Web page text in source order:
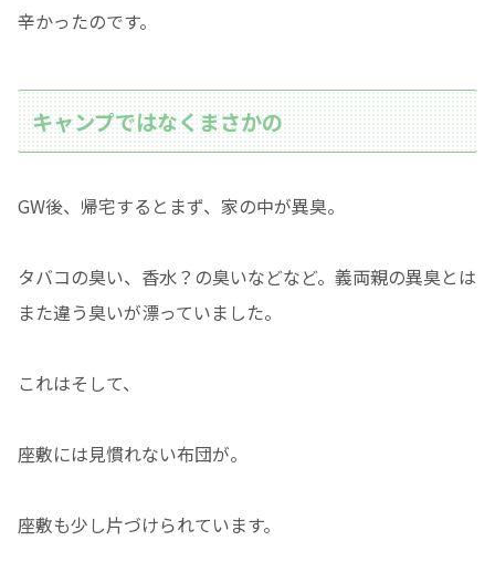
辛かったのです。
キャンプではなくまさかの
GW後、帰宅するとまず、家の中が異臭。
タバコの臭い、香水？の臭いなどなど。義両親の異臭とは
また違う臭いが漂っていました。
これはそして、
座敷には見慣れない布団が。
座敷も少し片づけられています。